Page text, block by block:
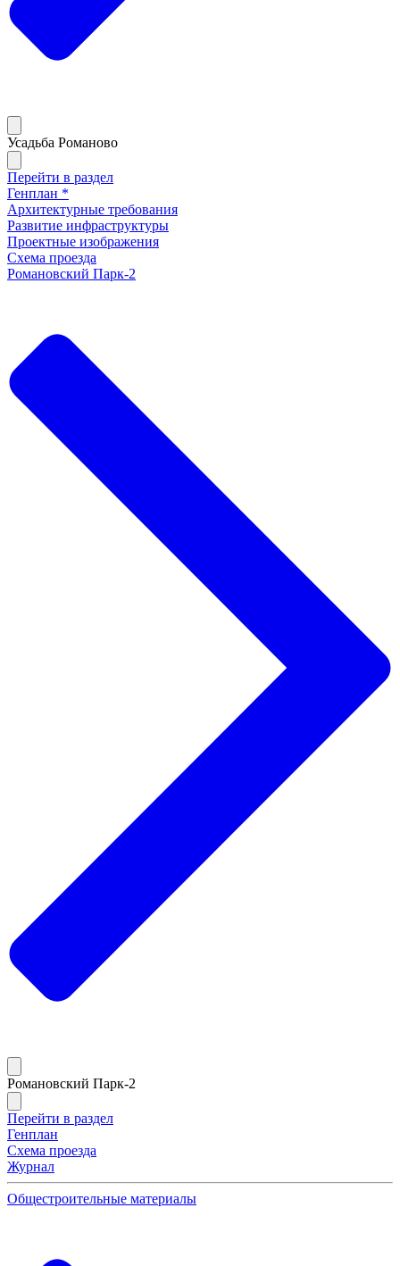
Усадьба Романово
Перейти в раздел
Генплан *
Архитектурные требования
Развитие инфраструктуры
Проектные изображения
Схема проезда
Романовский Парк-2
Романовский Парк-2
Перейти в раздел
Генплан
Схема проезда
Журнал
Общестроительные материалы